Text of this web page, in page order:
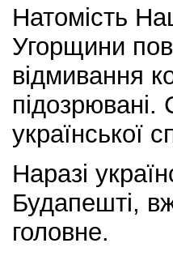
Натомість
Угорщини
відмивання
української
Наразі
Будапешті,
головне.